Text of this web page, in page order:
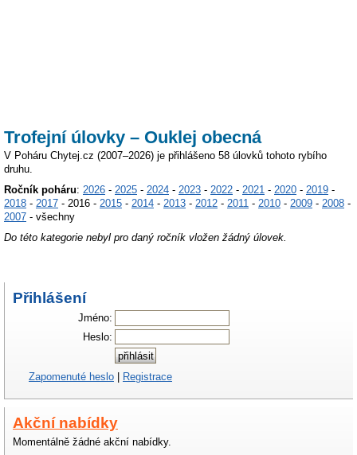
Trofejní úlovky – Ouklej obecná
V Poháru Chytej.cz (2007–2026) je přihlášeno 58 úlovků tohoto rybího
druhu.
Ročník poháru: 2026 - 2025 - 2024 - 2023 - 2022 - 2021 - 2020 - 2019 -
2018 - 2017 - 2016 - 2015 - 2014 - 2013 - 2012 - 2011 - 2010 - 2009 - 2008 -
2007 - všechny
Do této kategorie nebyl pro daný ročník vložen žádný úlovek.
Přihlášení
Jméno:
Heslo:
Zapomenuté heslo Registrace
Akční nabídky
Momentálně žádné akční nabídky.